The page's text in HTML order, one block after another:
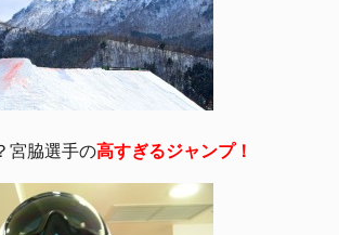
宮脇選手の高すぎるジャンプ！